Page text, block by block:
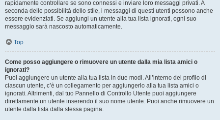
rapidamente controllare se sono connessi e inviare loro messaggi privati. A
seconda delle possibilità dello stile, i messaggi di questi utenti possono anche
essere evidenziati. Se aggiungi un utente alla tua lista ignorati, ogni suo
messaggio sarà nascosto automaticamente.
Top
Come posso aggiungere o rimuovere un utente dalla mia lista amici o
ignorati?
Puoi aggiungere un utente alla tua lista in due modi. All’interno del profilo di
ciascun utente, c’è un collegamento per aggiungerlo alla tua lista amici o
ignorati. Altrimenti, dal tuo Pannello di Controllo Utente puoi aggiungere
direttamente un utente inserendo il suo nome utente. Puoi anche rimuovere un
utente dalla lista dalla stessa pagina.